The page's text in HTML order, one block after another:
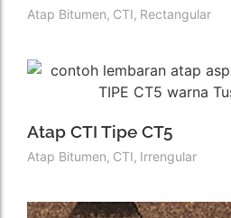
Atap Bitumen, CTI, Rectangular
Atap CTI Tipe CT5
Atap Bitumen, CTI, Irrengular